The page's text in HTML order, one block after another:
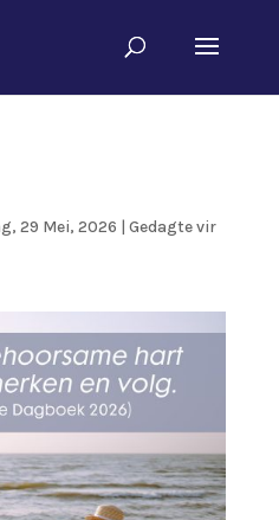
29 Mei, 2026 | Gedagte vir